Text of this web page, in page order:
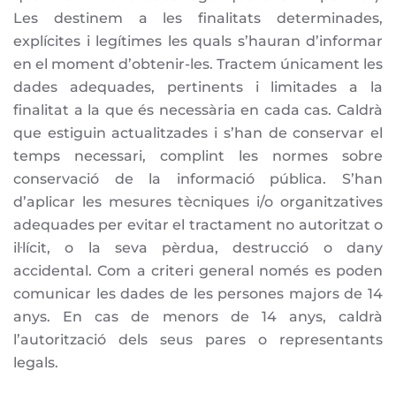
Les destinem a les finalitats determinades,
explícites i legítimes les quals s’hauran d’informar
en el moment d’obtenir-les. Tractem únicament les
dades adequades, pertinents i limitades a la
finalitat a la que és necessària en cada cas. Caldrà
que estiguin actualitzades i s’han de conservar el
temps necessari, complint les normes sobre
conservació de la informació pública. S’han
d’aplicar les mesures tècniques i/o organitzatives
adequades per evitar el tractament no autoritzat o
il·lícit, o la seva pèrdua, destrucció o dany
accidental. Com a criteri general només es poden
comunicar les dades de les persones majors de 14
anys. En cas de menors de 14 anys, caldrà
l’autorització dels seus pares o representants
legals.